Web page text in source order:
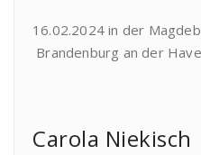
16.02.2024 in der
Brandenburg an der
Carola Niekisch